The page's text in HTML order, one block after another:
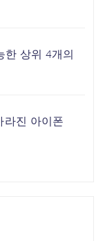
한 상위 4개의
라진 아이폰